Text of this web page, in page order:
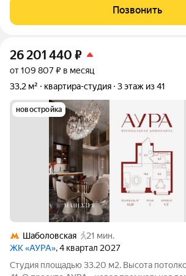
без учета второго этажа. Использовали для
проживания. Удачное расположение,
Позвонить
26 201 440 ₽
от 109 807 ₽ в месяц
33,2 м²
квартира-студия 3 этаж из 41
новостройка
Шаболовская
21 мин.
ЖК «АУРА», 4 квартал 2027
Студия площадью 33.20 м2. Высота